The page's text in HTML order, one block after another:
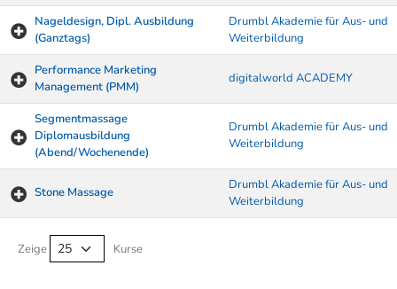
Nageldesign, Dipl. Ausbildung
(Ganztags)
Drumbl Akademie für Aus- und
Weiterbildung
Performance Marketing
Management (PMM)
digitalworld ACADEMY
Segmentmassage
Diplomausbildung
(Abend/Wochenende)
Drumbl Akademie für Aus- und
Weiterbildung
Stone Massage
Drumbl Akademie für Aus- und
Weiterbildung
Zeige Kurse